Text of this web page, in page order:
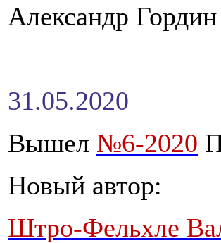
Александр
31.05.2020
Вышел №6-2020
Новый автор:
Штро-Фельхле